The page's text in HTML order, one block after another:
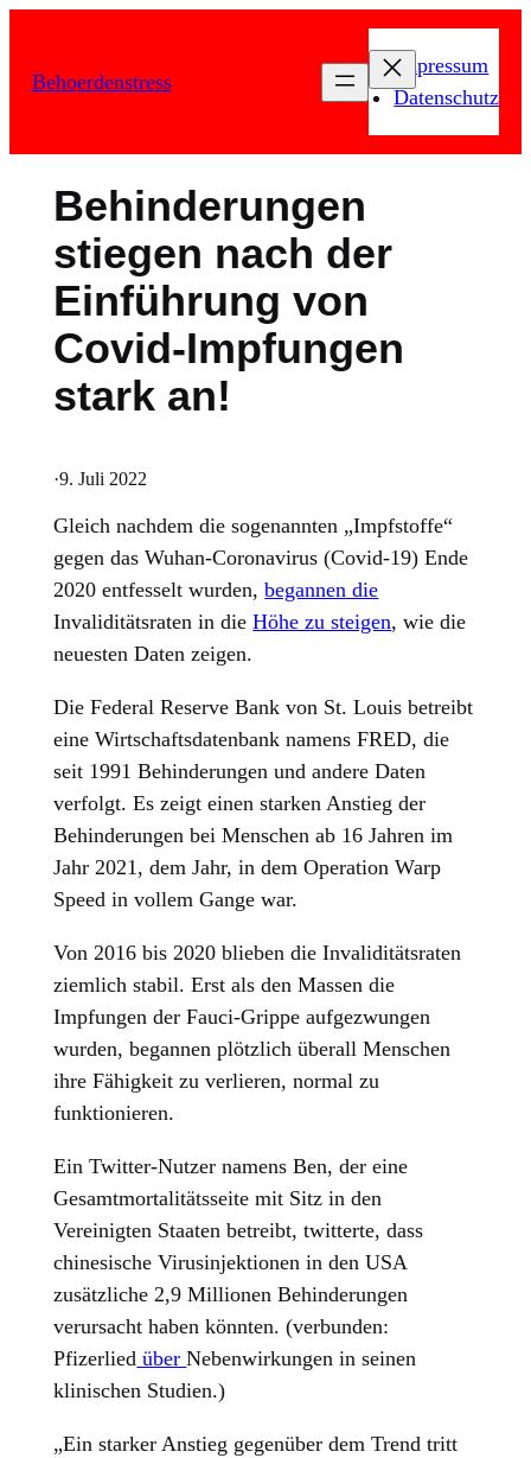
springen
Behoerdenstress
Impressum
Datenschutz
Behinderungen
stiegen nach der
Einführung von
Covid-Impfungen
stark an!
·9. Juli 2022
Gleich nachdem die sogenannten „Impfstoffe“
gegen das Wuhan-Coronavirus (Covid-19) Ende
2020 entfesselt wurden,begannen die
Invaliditätsraten in dieHöhe zu steigen, wie die
neuesten Daten zeigen.
Die Federal Reserve Bank von St. Louis betreibt
eine Wirtschaftsdatenbank namens FRED, die
seit 1991 Behinderungen und andere Daten
verfolgt. Es zeigt einen starken Anstieg der
Behinderungen bei Menschen ab 16 Jahren im
Jahr 2021, dem Jahr, in dem Operation Warp
Speed in vollem Gange war.
Von 2016 bis 2020 blieben die Invaliditätsraten
ziemlich stabil. Erst als den Massen die
Impfungen der Fauci-Grippe aufgezwungen
wurden, begannen plötzlich überall Menschen
ihre Fähigkeit zu verlieren, normal zu
funktionieren.
Ein Twitter-Nutzer namens Ben, der eine
Gesamtmortalitätsseite mit Sitz in den
Vereinigten Staaten betreibt, twitterte, dass
chinesische Virusinjektionen in den USA
zusätzliche 2,9 Millionen Behinderungen
verursacht haben könnten. (verbunden:
Pfizerlied überNebenwirkungen in seinen
klinischen Studien.)
„Ein starker Anstieg gegenüber dem Trend tritt